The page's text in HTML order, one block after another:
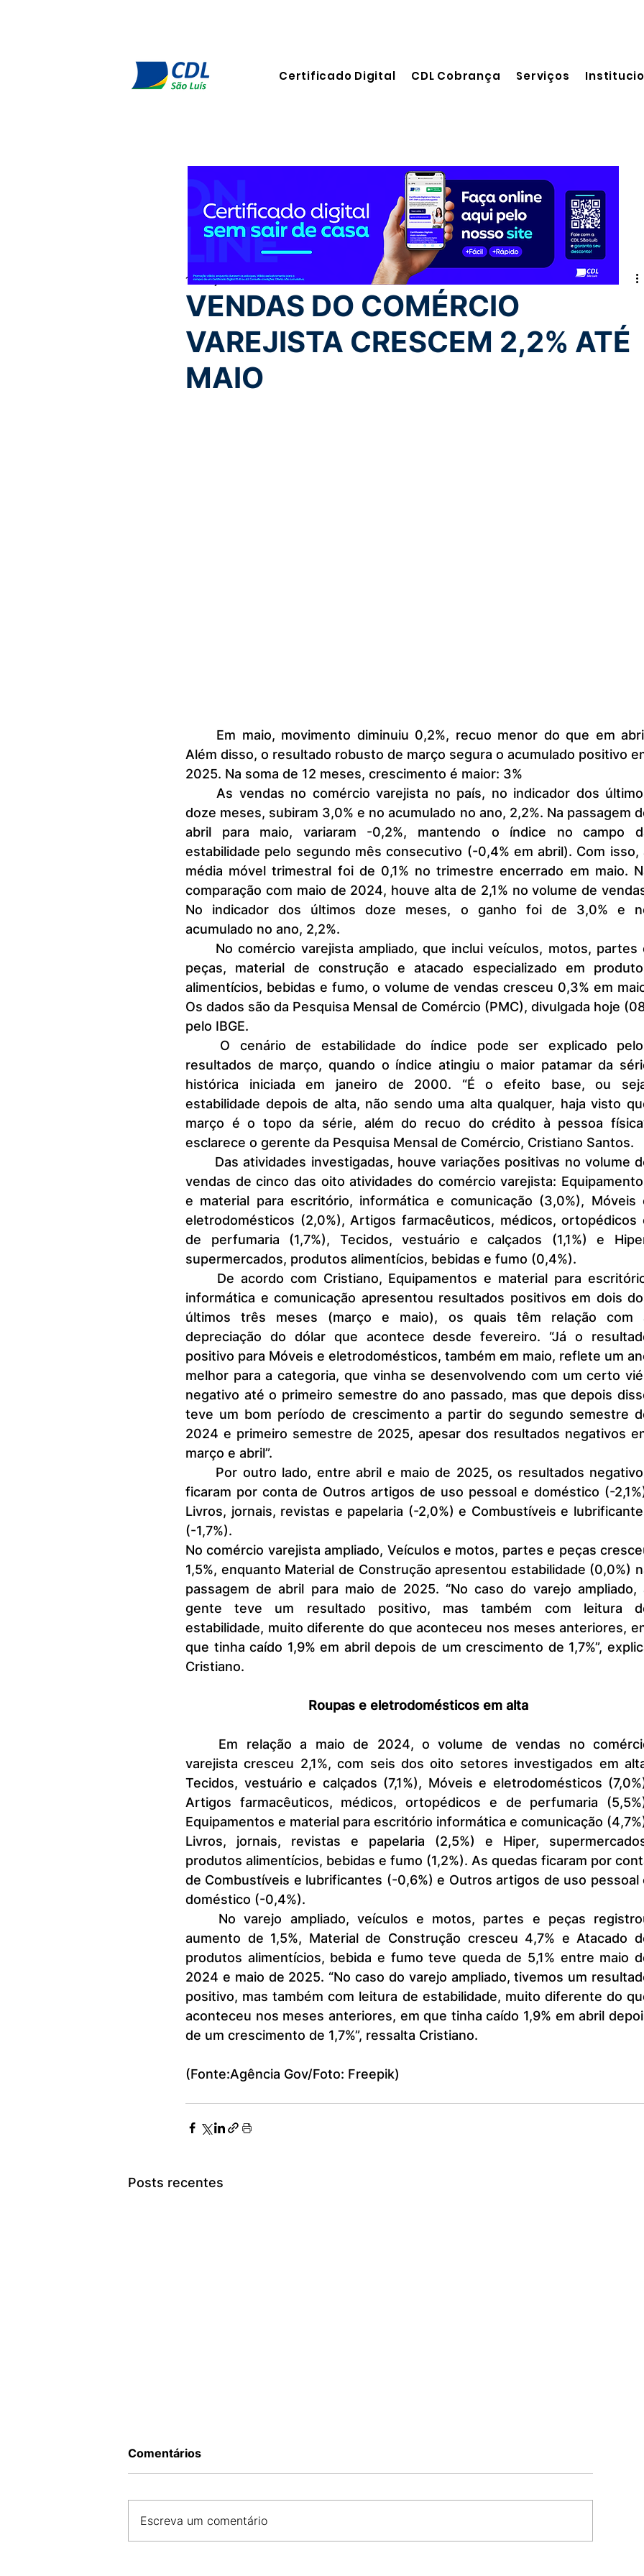
Certificado Digital CDL Cobrança Serviços
VENDAS DO COMÉRCIO
VAREJISTA CRESCEM 2,2% ATÉ
MAIO
15 de jul. de 2025 3 min de leitura
Além disso, o resultado robusto de março segura o acumulado positivo
2025. Na soma de 12 meses, crescimento é maior: 3%
	As vendas no comércio varejista no país, no indicador dos últimos
doze meses, subiram 3,0% e no acumulado no ano, 2,2%. Na passagem
abril para maio, variaram -0,2%, mantendo o índice no campo
estabilidade pelo segundo mês consecutivo (-0,4% em abril). Com isso,
média móvel trimestral foi de 0,1% no trimestre encerrado em maio.
comparação com maio de 2024, houve alta de 2,1% no volume de
No indicador dos últimos doze meses, o ganho foi de 3,0% e
acumulado no ano, 2,2%.
peças, material de construção e atacado especializado em
alimentícios, bebidas e fumo, o volume de vendas cresceu 0,3% em
Os dados são da Pesquisa Mensal de Comércio (PMC), divulgada hoje
pelo IBGE.
resultados de março, quando o índice atingiu o maior patamar da
histórica iniciada em janeiro de 2000. “É o efeito base, ou
estabilidade depois de alta, não sendo uma alta qualquer, haja visto
março é o topo da série, além do recuo do crédito à pessoa
esclarece o gerente da Pesquisa Mensal de Comércio, Cristiano Santos.
vendas de cinco das oito atividades do comércio varejista:
e material para escritório, informática e comunicação (3,0%), Móveis
eletrodomésticos (2,0%), Artigos farmacêuticos, médicos, ortopédicos
de perfumaria (1,7%), Tecidos, vestuário e calçados (1,1%) e
supermercados, produtos alimentícios, bebidas e fumo (0,4%).
informática e comunicação apresentou resultados positivos em dois
últimos três meses (março e maio), os quais têm relação com
depreciação do dólar que acontece desde fevereiro. “Já o
positivo para Móveis e eletrodomésticos, também em maio, reflete um
melhor para a categoria, que vinha se desenvolvendo com um certo
negativo até o primeiro semestre do ano passado, mas que depois
teve um bom período de crescimento a partir do segundo semestre
2024 e primeiro semestre de 2025, apesar dos resultados negativos
março e abril”.
ficaram por conta de Outros artigos de uso pessoal e doméstico (-
Livros, jornais, revistas e papelaria (-2,0%) e Combustíveis e
(-1,7%).
No comércio varejista ampliado, Veículos e motos, partes e peças
1,5%, enquanto Material de Construção apresentou estabilidade (0,0%)
passagem de abril para maio de 2025. “No caso do varejo ampliado,
gente teve um resultado positivo, mas também com leitura
estabilidade, muito diferente do que aconteceu nos meses anteriores,
que tinha caído 1,9% em abril depois de um crescimento de 1,7%”,
Cristiano.
Roupas e eletrodomésticos em alta
varejista cresceu 2,1%, com seis dos oito setores investigados em
Tecidos, vestuário e calçados (7,1%), Móveis e eletrodomésticos
Artigos farmacêuticos, médicos, ortopédicos e de perfumaria
Equipamentos e material para escritório informática e comunicação
Livros, jornais, revistas e papelaria (2,5%) e Hiper,
produtos alimentícios, bebidas e fumo (1,2%). As quedas ficaram por
de Combustíveis e lubrificantes (-0,6%) e Outros artigos de uso pessoal
doméstico (-0,4%).
aumento de 1,5%, Material de Construção cresceu 4,7% e Atacado
produtos alimentícios, bebida e fumo teve queda de 5,1% entre maio
2024 e maio de 2025. “No caso do varejo ampliado, tivemos um
positivo, mas também com leitura de estabilidade, muito diferente do
aconteceu nos meses anteriores, em que tinha caído 1,9% em abril
de um crescimento de 1,7%”, ressalta Cristiano.
(Fonte:Agência Gov/Foto: Freepik)
Posts recentes
Comentários
Escreva um comentário